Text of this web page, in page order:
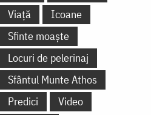
Viață
Icoane
Sfinte moaște
Locuri de pelerinaj
Sfântul Munte Athos
Predici
Video